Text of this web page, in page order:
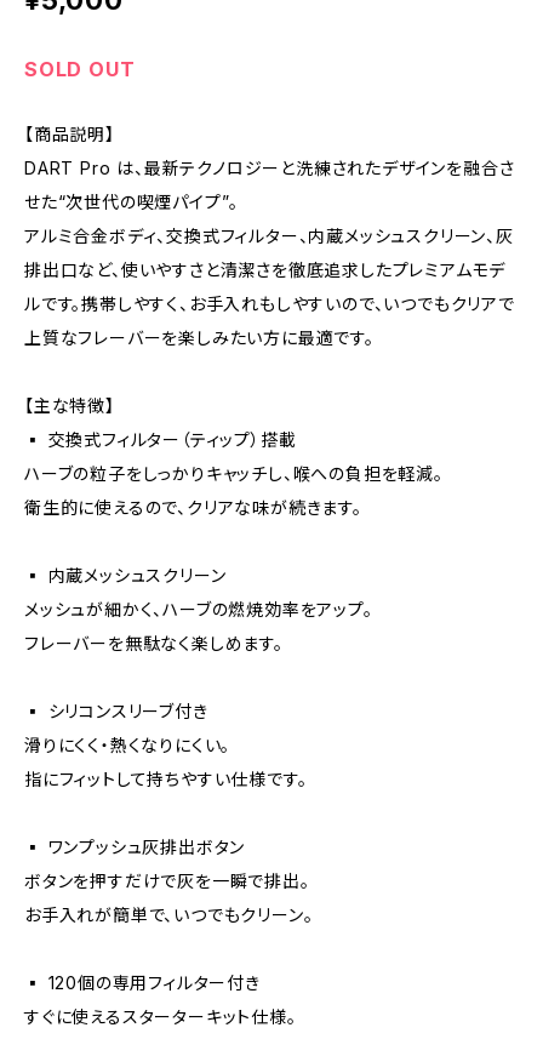
SOLD OUT
【商品説明】
DART Pro は、最新テクノロジーと洗練されたデザインを融合さ
せた“次世代の喫煙パイプ”。
アルミ合金ボディ、交換式フィルター、内蔵メッシュスクリーン、灰
排出口など、使いやすさと清潔さを徹底追求したプレミアムモデ
ルです。携帯しやすく、お手入れもしやすいので、いつでもクリアで
上質なフレーバーを楽しみたい方に最適です。
【主な特徴】
▪️ 交換式フィルター（ティップ）搭載
ハーブの粒子をしっかりキャッチし、喉への負担を軽減。
衛生的に使えるので、クリアな味が続きます。
▪️ 内蔵メッシュスクリーン
メッシュが細かく、ハーブの燃焼効率をアップ。
フレーバーを無駄なく楽しめます。
▪️ シリコンスリーブ付き
滑りにくく・熱くなりにくい。
指にフィットして持ちやすい仕様です。
▪️ ワンプッシュ灰排出ボタン
ボタンを押すだけで灰を一瞬で排出。
お手入れが簡単で、いつでもクリーン。
▪️ 120個の専用フィルター付き
すぐに使えるスターターキット仕様。